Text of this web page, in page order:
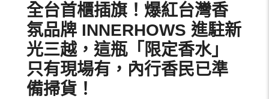
全台首櫃插旗！爆紅台灣香
氛品牌 INNERHOWS 進駐新
光三越，這瓶「限定香水」
只有現場有，內行香民已準
備掃貨！